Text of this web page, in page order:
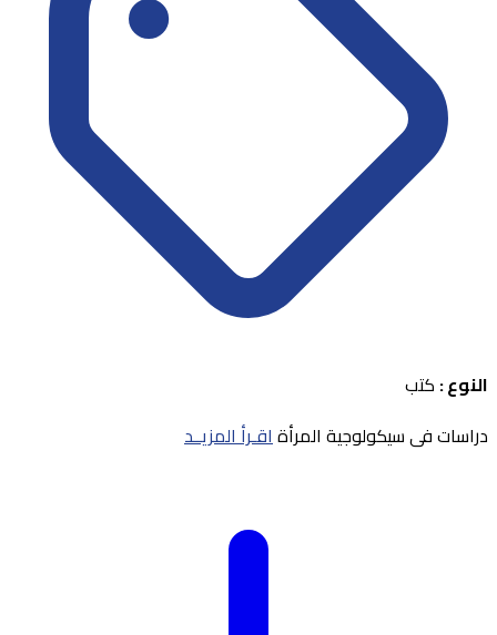
النوع : كتب
دراسات فى سيكولوجية المرأةاقـرأ المزيــد